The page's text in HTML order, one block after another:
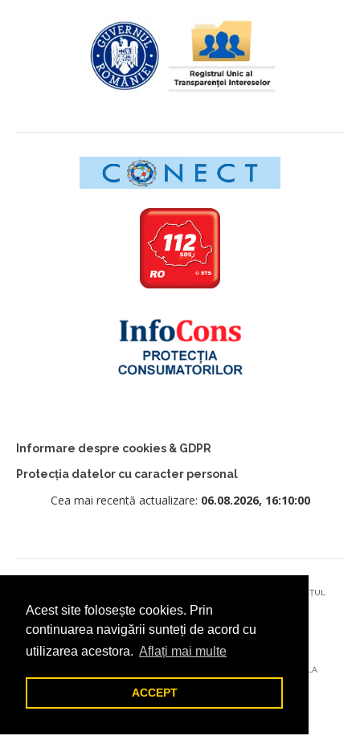
Acest site folosește cookies. Prin
continuarea navigării sunteți de acord cu
utilizarea acestora. Aflați mai multe
ACCEPT
Informare despre cookies & GDPR
Protecția datelor cu caracter personal
Cea mai recentă actualizare: 06.08.2026, 16:10:00
© 2026 - PRIMĂRIA MUNICIPIULUI CÂMPULUNG MOLDOVENESC, JUDEȚUL
SUCEAVA
AȚI ÎNTÂMPINAT O PROBLEMĂ TEHNICĂ? TRIMITEȚI-NE UN EMAIL LA
DIGITAL@ADDICTAD.RO